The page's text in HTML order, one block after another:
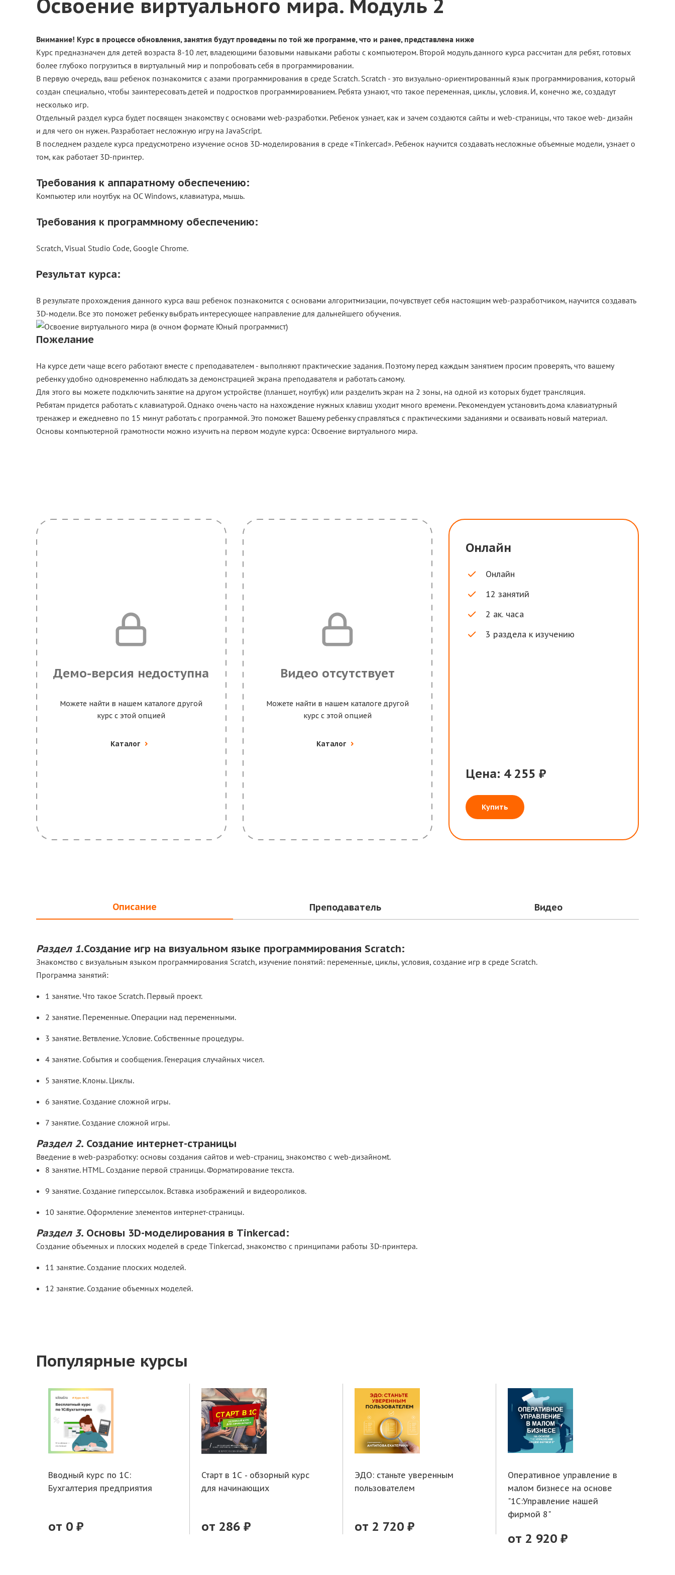
Освоение виртуального мира. Модуль 2
Внимание! Курс в процессе обновления, занятия будут проведены по той же программе, что и ранее, представлена ниже
Курс предназначен для детей возраста 8-10 лет, владеющими базовыми навыками работы с компьютером. Второй модуль данного курса рассчитан для ребят, готовых
более глубоко погрузиться в виртуальный мир и попробовать себя в программировании.
В первую очередь, ваш ребенок познакомится с азами программирования в среде Scratch. Scratch - это визуально-ориентированный язык программирования, который
создан специально, чтобы заинтересовать детей и подростков программированием. Ребята узнают, что такое переменная, циклы, условия. И, конечно же, создадут
несколько игр.
Отдельный раздел курса будет посвящен знакомству с основами web-разработки. Ребенок узнает, как и зачем создаются сайты и web-страницы, что такое web- дизайн
и для чего он нужен. Разработает несложную игру на JavaScript.
В последнем разделе курса предусмотрено изучение основ 3D-моделирования в среде «Tinkerсad». Ребенок научится создавать несложные объемные модели, узнает о
том, как работает 3D-принтер.
Требования к аппаратному обеспечению:
Компьютер или ноутбук на ОС Windows, клавиатура, мышь.
Требования к программному обеспечению:
Scratch, Visual Studio Code, Google Chrome.
Результат курса:
В результате прохождения данного курса ваш ребенок познакомится c основами алгоритмизации, почувствует себя настоящим web-разработчиком, научится создавать
3D-модели. Все это поможет ребенку выбрать интересующее направление для дальнейшего обучения.
Пожелание
На курсе дети чаще всего работают вместе с преподавателем - выполняют практические задания. Поэтому перед каждым занятием просим проверять, что вашему
ребенку удобно одновременно наблюдать за демонстрацией экрана преподавателя и работать самому.
Для этого вы можете подключить занятие на другом устройстве (планшет, ноутбук) или разделить экран на 2 зоны, на одной из которых будет трансляция.
Ребятам придется работать с клавиатурой. Однако очень часто на нахождение нужных клавиш уходит много времени. Рекомендуем установить дома клавиатурный
тренажер и ежедневно по 15 минут работать с программой. Это поможет Вашему ребенку справляться с практическими заданиями и осваивать новый материал.
Основы компьютерной грамотности можно изучить на первом модуле курса: Освоение виртуального мира.
Демо-версия недоступна
Можете найти в нашем каталоге другой
курс с этой опцией
Каталог
Видео отсутствует
Можете найти в нашем каталоге другой
курс с этой опцией
Каталог
Онлайн
Онлайн
12 занятий
2 ак. часа
3 раздела к изучению
Цена: 4 255 ₽
Купить
Описание Преподаватель Видео
Раздел 1.Создание игр на визуальном языке программирования Scratch:
Знакомство с визуальным языком программирования Scratch, изучение понятий: переменные, циклы, условия, создание игр в среде Scratch.
Программа занятий:
1 занятие. Что такое Scratch. Первый проект.
2 занятие. Переменные. Операции над переменными.
3 занятие. Ветвление. Условие. Собственные процедуры.
4 занятие. События и сообщения. Генерация случайных чисел.
5 занятие. Клоны. Циклы.
6 занятие. Создание сложной игры.
7 занятие. Создание сложной игры.
Раздел 2. Создание интернет-страницы
Введение в web-разработку: основы создания сайтов и web-страниц, знакомство с web-дизайномt.
8 занятие. HTML. Создание первой страницы. Форматирование текста.
9 занятие. Создание гиперссылок. Вставка изображений и видеороликов.
10 занятие. Оформление элементов интернет-страницы.
Раздел 3. Основы 3D-моделирования в Tinkerсad:
Создание объемных и плоских моделей в среде Tinkerсad, знакомство с принципами работы 3D-принтера.
11 занятие. Создание плоских моделей.
12 занятие. Создание объемных моделей.
Популярные курсы
Вводный курс по 1С:
Бухгалтерия предприятия
от 0 ₽
Старт в 1С - обзорный курс
для начинающих
от 286 ₽
ЭДО: станьте уверенным
пользователем
от 2 720 ₽
Оперативное управление в
малом бизнесе на основе
"1С:Управление нашей
фирмой 8"
от 2 920 ₽